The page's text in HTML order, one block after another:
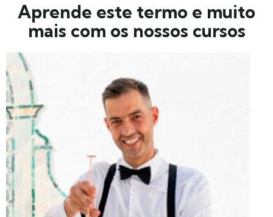
Aprende este termo e muito
mais com os nossos cursos